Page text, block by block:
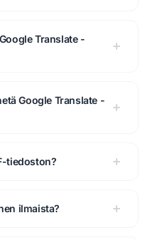
Translate -
Google Translate -
tiedoston?
ilmaista?